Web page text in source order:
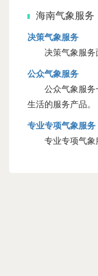
海南气象服务
决策气象服务
决策气象服务面
公众气象服务
公众气象服务一
生活的服务产品。
专业专项气象服务
专业专项气象服